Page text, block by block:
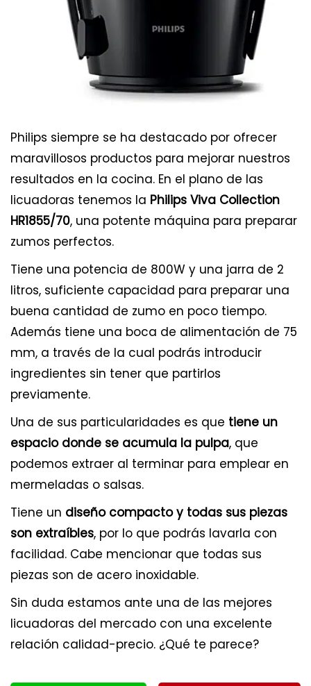
Philips siempre se ha destacado por ofrecer
maravillosos productos para mejorar nuestros
resultados en la cocina. En el plano de las
licuadoras tenemos la Philips Viva Collection
HR1855/70, una potente máquina para preparar
zumos perfectos.
Tiene una potencia de 800W y una jarra de 2
litros, suficiente capacidad para preparar una
buena cantidad de zumo en poco tiempo.
Además tiene una boca de alimentación de 75
mm, a través de la cual podrás introducir
ingredientes sin tener que partirlos
previamente.
Una de sus particularidades es que tiene un
espacio donde se acumula la pulpa, que
podemos extraer al terminar para emplear en
mermeladas o salsas.
Tiene un diseño compacto y todas sus piezas
son extraíbles, por lo que podrás lavarla con
facilidad. Cabe mencionar que todas sus
piezas son de acero inoxidable.
Sin duda estamos ante una de las mejores
licuadoras del mercado con una excelente
relación calidad-precio. ¿Qué te parece?